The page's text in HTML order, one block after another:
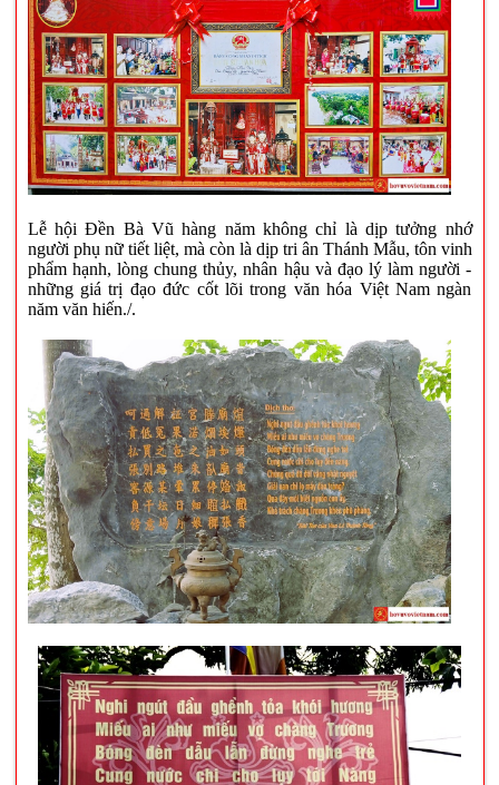
Lễ hội Đền Bà Vũ hàng năm không chỉ là dịp tưởng nhớ
người phụ nữ tiết liệt, mà còn là dịp tri ân Thánh Mẫu, tôn vinh
phẩm hạnh, lòng chung thủy, nhân hậu và đạo lý làm người -
những giá trị đạo đức cốt lõi trong văn hóa Việt Nam ngàn
năm văn hiến./.